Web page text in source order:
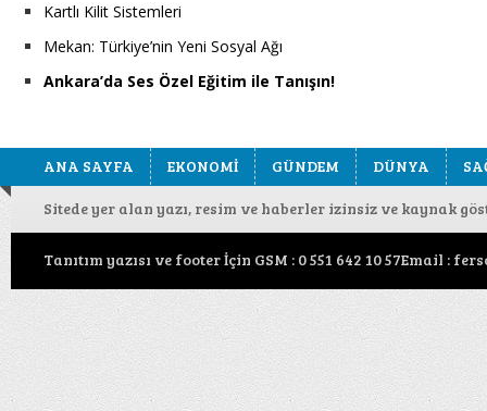
Kartlı Kilit Sistemleri
Mekan: Türkiye’nin Yeni Sosyal Ağı
Ankara’da Ses Özel Eğitim ile Tanışın!
ANA SAYFA EKONOMİ GÜNDEM DÜNYA
Sitede yer alan yazı, resim ve haberler izinsiz ve kaynak
Tanıtım yazısı ve footer İçin GSM : 0 551 642 10 57Email :